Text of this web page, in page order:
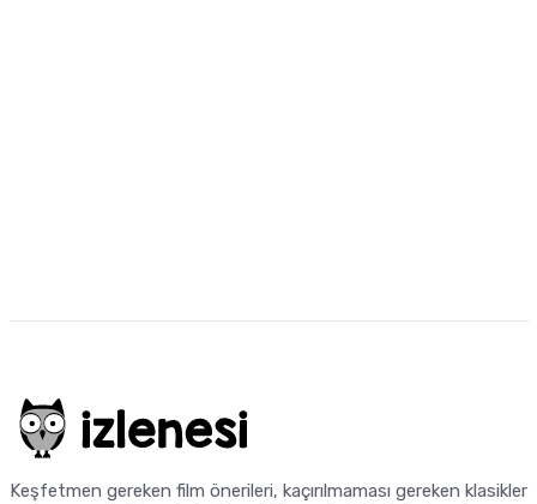
Keşfetmen gereken film önerileri, kaçırılmaması gereken klasikler